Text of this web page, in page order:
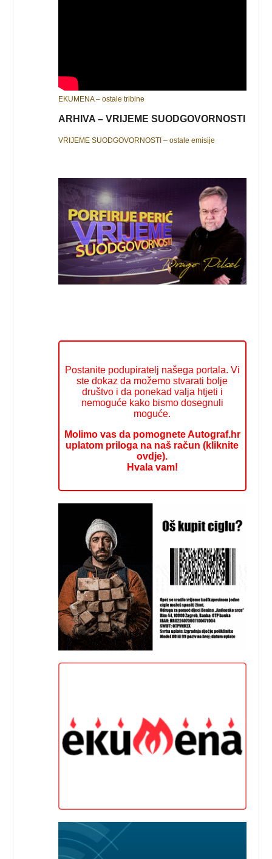
EKUMENA – ostale tribine
ARHIVA – VRIJEME SUODGOVORNOSTI
VRIJEME SUODGOVORNOSTI – ostale emisije
Postanite podupiratelj našega portala. Vi
ste dokaz da možemo stvarati bolje
društvo i da ponekad valja htjeti i
nemoguće kako bismo dosegnuli
moguće.
Molimo vas da pomognete Autograf.hr
uplatom priloga na naš račun (kliknite
ovdje).
Hvala vam!